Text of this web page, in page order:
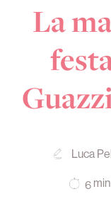
La
Luca
6 min